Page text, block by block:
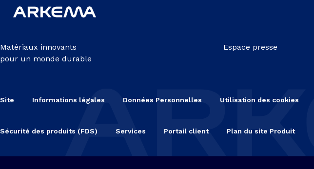
Matériaux innovants
pour un monde durable
Espace presse
Site Informations légales Données Personnelles Utilisation des cookies
Sécurité des produits (FDS) Services Portail client Plan du site Produit